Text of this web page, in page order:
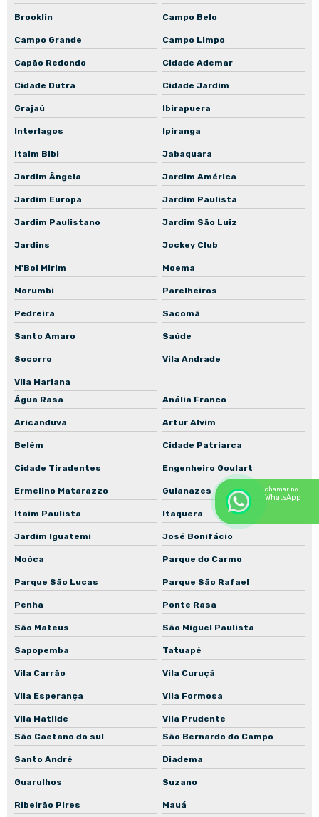
Manutenção preventiva de motor elétrico
Manutenção preventiva de motor elétrico industrial
Manutenção preventiva de bomba mancalizada
Manutenção preventiva de bomba normalizada
Empresa de manutenção de bomba centrífuga
Empresa de manutenção de bomba submersa
Oficina de rebobinamento de motores elétricos
Manutenção de bombas d'água
Manutenção de bombas hidráulicas em São Paulo
Manutenção de bombas industriais
Manutenção de conjuntos motobomba
Manutenção de motoredutores em São Paulo
Manutenção de motores de indução
Manutenção de motores WEG
Rebobinamento de motores em São Paulo
Reforma de motores elétricos industriais
Reparo de bombas industriais
Assistência técnica de motores industriais
Manutenção de motores para mineração
Brooklin Campo Belo
Campo Grande Campo Limpo
Capão Redondo Cidade Ademar
Cidade Dutra Cidade Jardim
Grajaú Ibirapuera
Interlagos Ipiranga
Itaim Bibi Jabaquara
Jardim Ângela Jardim América
Jardim Europa Jardim Paulista
Jardim Paulistano Jardim São Luiz
Jardins Jockey Club
M'Boi Mirim Moema
Morumbi Parelheiros
Pedreira Sacomã
Santo Amaro Saúde
Socorro Vila Andrade
Vila Mariana
Água Rasa
Anália Franco
Aricanduva Artur Alvim
Belém Cidade Patriarca
Cidade Tiradentes Engenheiro Goulart
Ermelino Matarazzo Guianazes
Itaim Paulista Itaquera
Jardim Iguatemi José Bonifácio
Moóca Parque do Carmo
Parque São Lucas Parque São Rafael
Penha Ponte Rasa
São Mateus São Miguel Paulista
Sapopemba Tatuapé
Vila Carrão Vila Curuçá
Vila Esperança Vila Formosa
Vila Matilde
Vila Prudente
São Caetano do sul
São Bernardo do Campo
Santo André Diadema
Guarulhos Suzano
Ribeirão Pires Mauá
chamar no
WhatsApp